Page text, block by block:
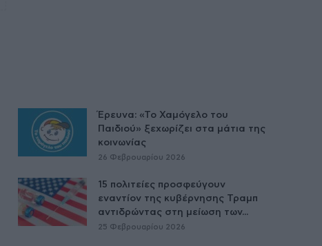
Έρευνα: «Το Χαμόγελο του
Παιδιού» ξεχωρίζει στα μάτια της
κοινωνίας
26 Φεβρουαρίου 2026
15 πολιτείες προσφεύγουν
εναντίον της κυβέρνησης Τραμπ
αντιδρώντας στη μείωση των...
25 Φεβρουαρίου 2026